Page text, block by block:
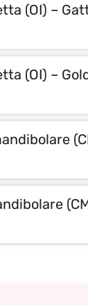
(OI) –
(OI) –